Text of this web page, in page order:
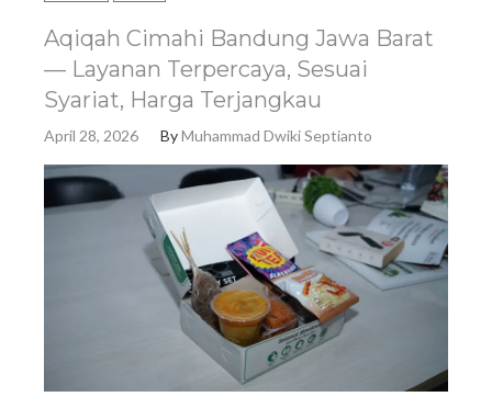
Aqiqah Cimahi Bandung Jawa Barat
— Layanan Terpercaya, Sesuai
Syariat, Harga Terjangkau
April 28, 2026 ByMuhammad Dwiki Septianto